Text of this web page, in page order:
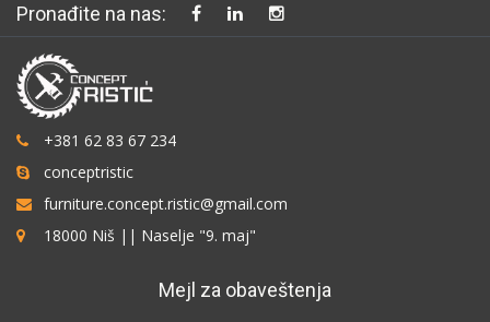
Pronađite na nas:
+381 62 83 67 234
conceptristic
furniture.concept.ristic@gmail.com
18000 Niš || Naselje "9. maj"
Mejl za obaveštenja